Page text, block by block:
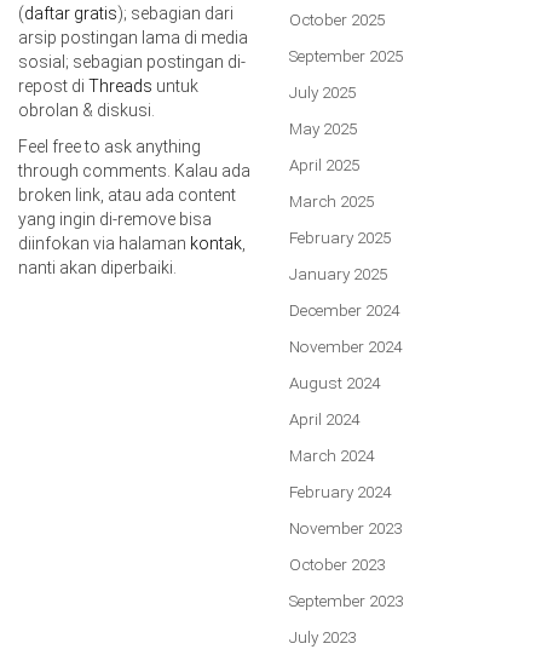
(daftar gratis); sebagian dari
arsip postingan lama di media
sosial; sebagian postingan di-
repost di Threads untuk
obrolan & diskusi.
Feel free to ask anything
through comments. Kalau ada
broken link, atau ada content
yang ingin di-remove bisa
diinfokan via halaman kontak
nanti akan diperbaiki.
October 2025
September 2025
July 2025
May 2025
April 2025
March 2025
February 2025
January 2025
December 2024
November 2024
August 2024
April 2024
March 2024
February 2024
November 2023
October 2023
September 2023
July 2023